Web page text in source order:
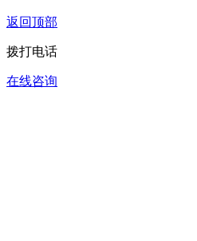
返回顶部
拨打电话
在线咨询